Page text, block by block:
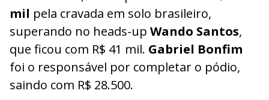
mil pela cravada em solo brasileiro,
superando no heads-up Wando Santos,
que ficou com R$ 41 mil. Gabriel Bonfim
foi o responsável por completar o pódio,
saindo com R$ 28.500.